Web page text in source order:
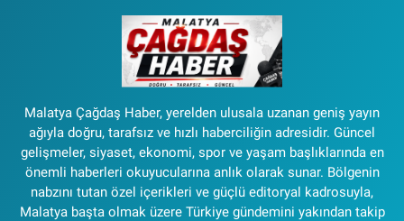
Malatya Çağdaş Haber, yerelden ulusala uzanan geniş yayın
ağıyla doğru, tarafsız ve hızlı haberciliğin adresidir. Güncel
gelişmeler, siyaset, ekonomi, spor ve yaşam başlıklarında en
önemli haberleri okuyucularına anlık olarak sunar. Bölgenin
nabzını tutan özel içerikleri ve güçlü editoryal kadrosuyla,
Malatya başta olmak üzere Türkiye gündemini yakından takip